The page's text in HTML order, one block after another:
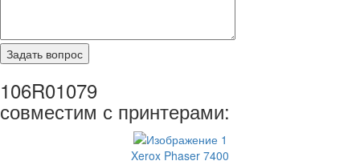
106R01079
совместим с принтерами:
Xerox Phaser 7400